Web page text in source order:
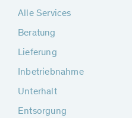
Alle Services
Beratung
Lieferung
Inbetriebnahme
Unterhalt
Entsorgung